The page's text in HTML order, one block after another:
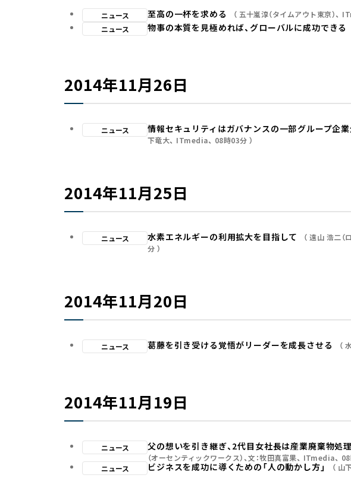
ニュース 至高の一杯を求める 五十嵐淳（タイムアウト東京）
ニュース
物事の本質を見極めれば、グローバルに成功できる
2014年11月26日
ニュース 情報セキュリティはガバナンスの一部――グループ企
下竜大
ITmedia 08時03分
2014年11月25日
ニュース 水素エネルギーの利用拡大を目指して 遠山 浩二（
分
2014年11月20日
ニュース 葛藤を引き受ける覚悟がリーダーを成長させる
2014年11月19日
ニュース 父の想いを引き継ぎ、2代目女社長は産業廃棄物処
（オーセンティックワークス）、文：牧田真富果
ITmedia
ニュース
ビジネスを成功に導くための「人の動かし方」 山